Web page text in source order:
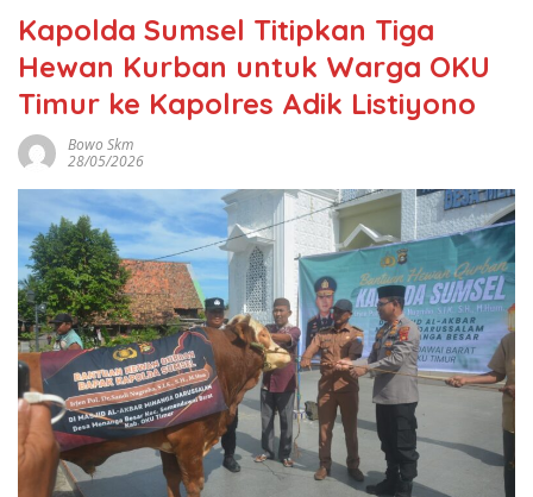
Kapolda Sumsel Titipkan Tiga
Hewan Kurban untuk Warga OKU
Timur ke Kapolres Adik Listiyono
Bowo Skm
28/05/2026